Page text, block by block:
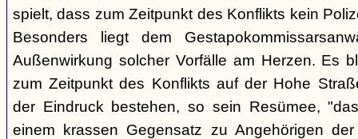
spielt, dass zum Zeitpunkt des Konflikts kein
Besonders liegt dem
Außenwirkung solcher Vorfälle am Herzen. Es
zum Zeitpunkt des Konflikts auf der Hohe
der Eindruck bestehen, so sein Resümee,
einem krassen Gegensatz zu Angehörigen